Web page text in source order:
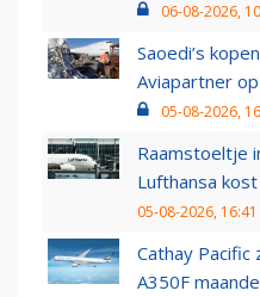
06-08-2026,
Saoedi’s
Aviapartner
05-08-2026,
Raamstoeltje
Lufthansa
05-08-2026, 16:41
Cathay
A350F